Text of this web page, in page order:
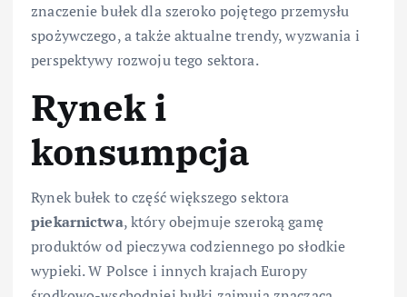
znaczenie bułek dla szeroko pojętego przemysłu
spożywczego, a także aktualne trendy, wyzwania i
perspektywy rozwoju tego sektora.
Rynek i
konsumpcja
Rynek bułek to część większego sektora
piekarnictwa, który obejmuje szeroką gamę
produktów od pieczywa codziennego po słodkie
wypieki. W Polsce i innych krajach Europy